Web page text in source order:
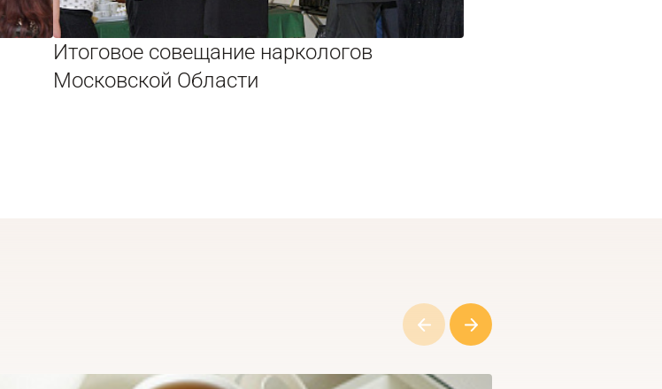
Итоговое совещание наркологов
Московской Области